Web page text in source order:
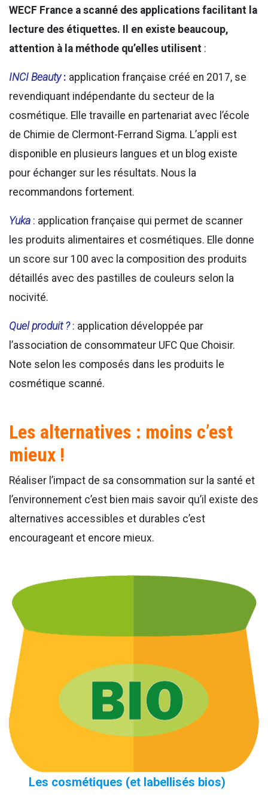
WECF France a scanné des applications facilitant la
lecture des étiquettes. Il en existe beaucoup,
attention à la méthode qu’elles utilisent :
INCI Beauty: application française créé en 2017, se
revendiquant indépendante du secteur de la
cosmétique. Elle travaille en partenariat avec l’école
de Chimie de Clermont-Ferrand Sigma. L’appli est
disponible en plusieurs langues et un blog existe
pour échanger sur les résultats. Nous la
recommandons fortement.
Yuka : application française qui permet de scanner
les produits alimentaires et cosmétiques. Elle donne
un score sur 100 avec la composition des produits
détaillés avec des pastilles de couleurs selon la
nocivité.
Quel produit ?: application développée par
l’association de consommateur UFC Que Choisir.
Note selon les composés dans les produits le
cosmétique scanné.
Les alternatives : moins c’est
mieux !
Réaliser l’impact de sa consommation sur la santé et
l’environnement c’est bien mais savoir qu’il existe des
alternatives accessibles et durables c’est
encourageant et encore mieux.
Les cosmétiques (et labellisés bios)